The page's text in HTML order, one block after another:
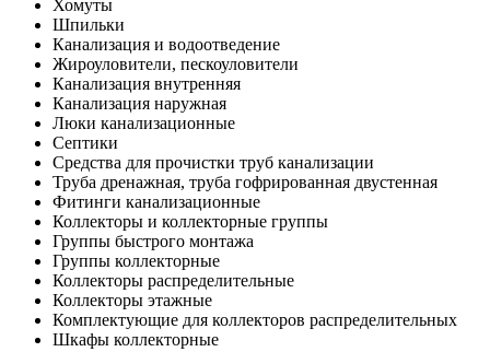
Хомуты
Шпильки
Канализация и водоотведение
Жироуловители, пескоуловители
Канализация внутренняя
Канализация наружная
Люки канализационные
Септики
Средства для прочистки труб канализации
Труба дренажная, труба гофрированная двустенная
Фитинги канализационные
Коллекторы и коллекторные группы
Группы быстрого монтажа
Группы коллекторные
Коллекторы распределительные
Коллекторы этажные
Комплектующие для коллекторов распределительных
Шкафы коллекторные